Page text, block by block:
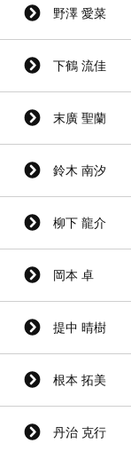
野澤 愛菜
下鶴 流佳
末廣 聖蘭
鈴木 南汐
柳下 龍介
岡本 卓
提中 晴樹
根本 拓美
丹治 克行